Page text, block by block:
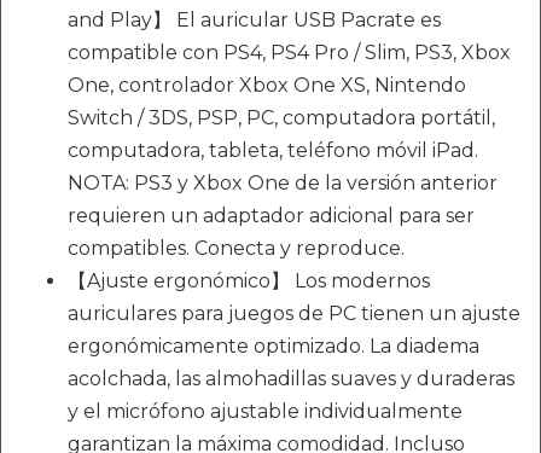
and Play】 El auricular USB Pacrate es
compatible con PS4, PS4 Pro / Slim, PS3, Xbox
One, controlador Xbox One XS, Nintendo
Switch / 3DS, PSP, PC, computadora portátil,
computadora, tableta, teléfono móvil iPad.
NOTA: PS3 y Xbox One de la versión anterior
requieren un adaptador adicional para ser
compatibles. Conecta y reproduce.
【Ajuste ergonómico】 Los modernos
auriculares para juegos de PC tienen un ajuste
ergonómicamente optimizado. La diadema
acolchada, las almohadillas suaves y duraderas
y el micrófono ajustable individualmente
garantizan la máxima comodidad. Incluso